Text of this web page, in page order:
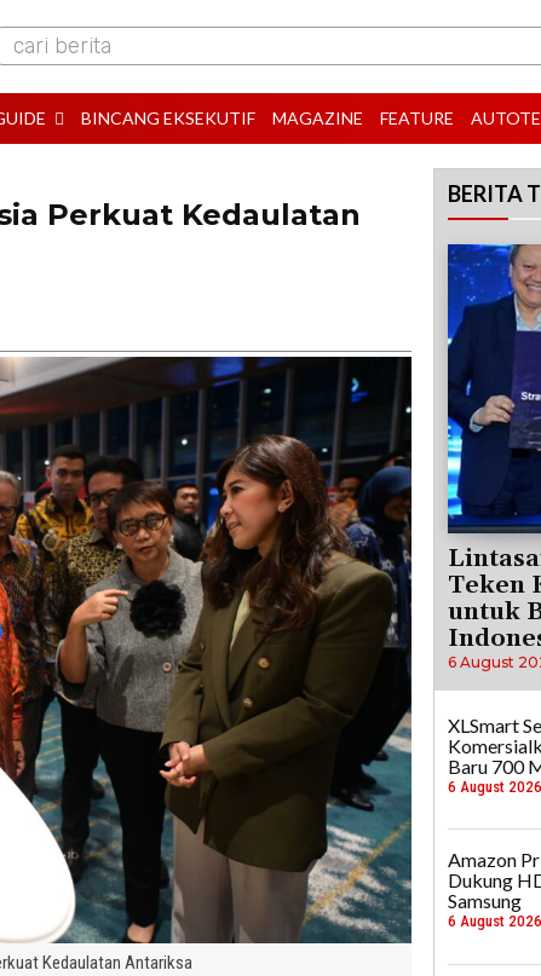
cari berita
BINCANG EKSEKUTIF MAGAZINE FEATURE
Perkuat Kedaulatan
Kedaulatan Antariksa
BERITA
Teken
untuk
6 August
XLSmart
Baru 700
6 August
Amazon
Dukung
Samsung
6 August